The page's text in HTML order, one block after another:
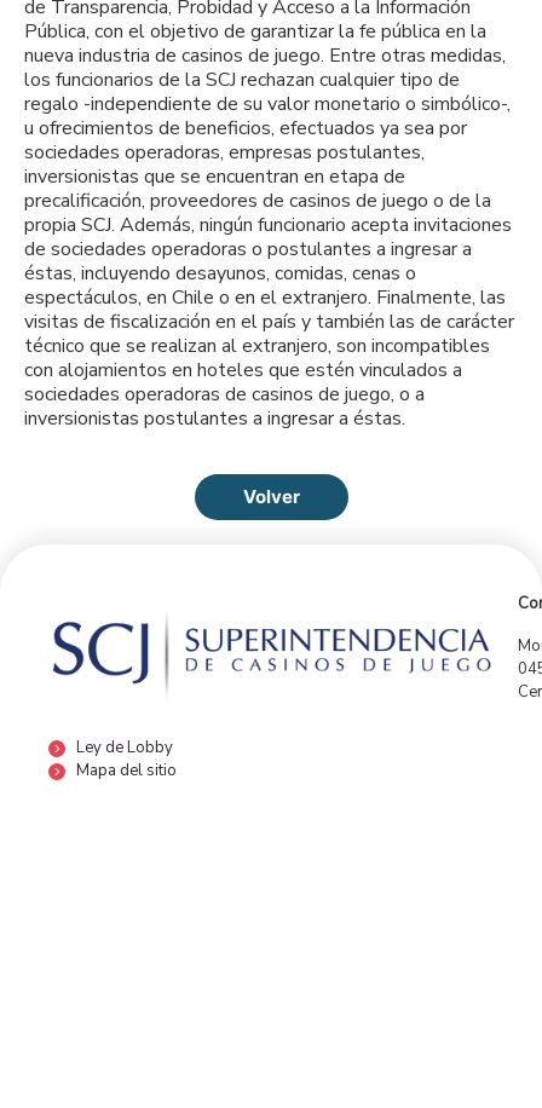
de Transparencia, Probidad y Acceso a la Información
Pública, con el objetivo de garantizar la fe pública en la
nueva industria de casinos de juego. Entre otras medidas,
los funcionarios de la SCJ rechazan cualquier tipo de
regalo -independiente de su valor monetario o simbólico-,
u ofrecimientos de beneficios, efectuados ya sea por
sociedades operadoras, empresas postulantes,
inversionistas que se encuentran en etapa de
precalificación, proveedores de casinos de juego o de la
propia SCJ. Además, ningún funcionario acepta invitaciones
de sociedades operadoras o postulantes a ingresar a
éstas, incluyendo desayunos, comidas, cenas o
espectáculos, en Chile o en el extranjero. Finalmente, las
visitas de fiscalización en el país y también las de carácter
técnico que se realizan al extranjero, son incompatibles
con alojamientos en hoteles que estén vinculados a
sociedades operadoras de casinos de juego, o a
inversionistas postulantes a ingresar a éstas.
Volver
Ley de Lobby
Mapa del sitio